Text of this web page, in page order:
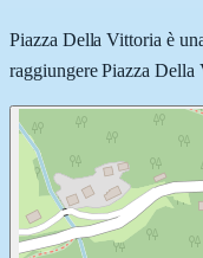
Piazza Della Vittoria è
raggiungere Piazza